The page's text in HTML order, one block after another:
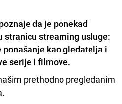
da je ponekad
stranicu streaming usluge:
kao gledatelja i
serije i filmove.
prethodno pregledanim